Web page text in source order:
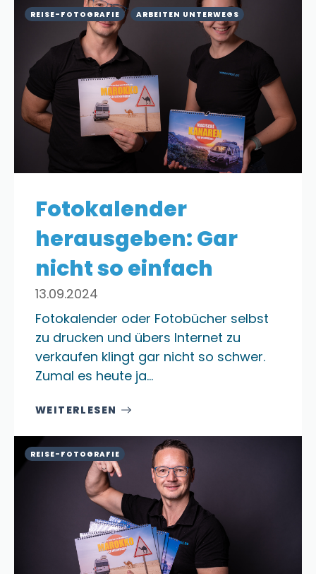
REISE-FOTOGRAFIE ARBEITEN UNTERWEGS
Fotokalender
herausgeben: Gar
nicht so einfach
13.09.2024
Fotokalender oder Fotobücher selbst
zu drucken und übers Internet zu
verkaufen klingt gar nicht so schwer.
Zumal es heute ja…
WEITERLESEN
REISE-FOTOGRAFIE